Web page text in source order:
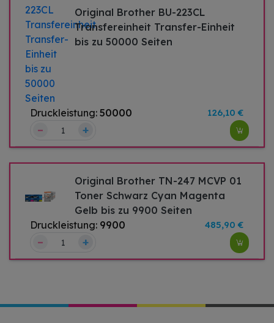
Original Brother BU-223CL
Transfereinheit Transfer-Einheit
bis zu 50000 Seiten
Druckleistung: 50000 126,10 €
– +
Original Brother TN-247 MCVP 01
Toner Schwarz Cyan Magenta
Gelb bis zu 9900 Seiten
Druckleistung: 9900 485,90 €
– +